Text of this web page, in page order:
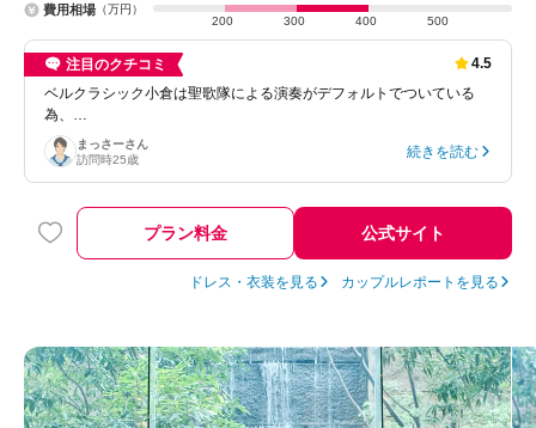
費用相場 （万円）
200
300 400 500
注目のクチコミ
4.5
ベルクラシック小倉は聖歌隊による演奏がデフォルトでついている
為、…
まっさーさん
訪問時25歳 続きを読む
プラン料金 公式サイト
ドレス・衣装を見る カップルレポートを見る